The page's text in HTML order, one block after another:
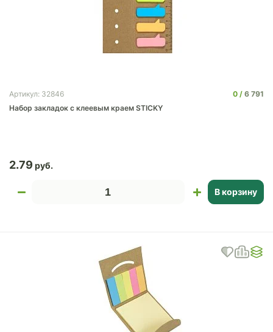
Артикул: 32846 0
6 791
Набор закладок с клеевым краем STICKY
2.79
В корзину